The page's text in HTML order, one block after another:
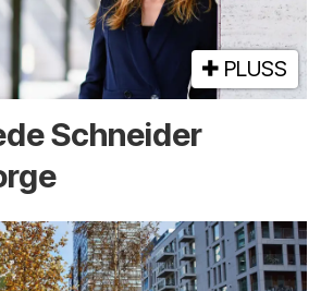
PLUSS
Schneider